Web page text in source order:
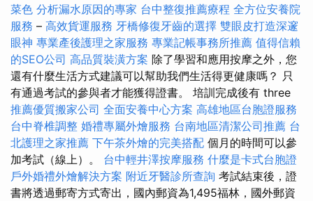
菜色 分析漏水原因的專家 台中整復推薦療程 全方位安養院
服務 – 高效貨運服務 牙橋修復牙齒的選擇 雙眼皮打造深邃
眼神 專業產後護理之家服務 專業記帳事務所推薦 值得信賴
的SEO公司 高品質裝潢方案 除了學習和應用按摩之外，您
還有什麼生活方式建議可以幫助我們生活得更健康嗎？ 只
有通過考試的參與者才能獲得證書。 培訓完成後有 three
推薦優質搬家公司 全面安養中心方案 高雄地區台胞證服務
台中脊椎調整 婚禮專屬外燴服務 台南地區清潔公司推薦 台
北護理之家推薦 下午茶外燴的完美搭配 個月的時間可以參
加考試（線上）。 台中輕井澤按摩服務 什麼是卡式台胞證
戶外婚禮外燴解決方案 附近牙醫診所查詢 考試結束後，證
書將透過郵寄方式寄出，國內郵資為1,495福林，國外郵資